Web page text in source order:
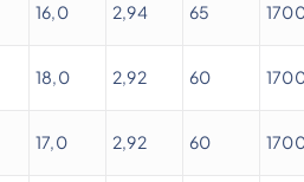
16,0 2,94 65
18,0 2,92 60
17,0 2,92 60